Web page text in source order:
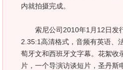
内就拍摄完成。
索尼公司2010年1月12日发行
2.35:1高清格式，音频有英语、
萄牙文和西班牙文字幕。花絮收
片，一个导演访谈短片，圣丹斯